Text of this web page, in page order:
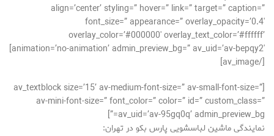
align=’center’ styling=” hover=” link=” target=” caption=”
font_size=” appearance=” overlay_opacity=’0.4′
overlay_color=’#000000′ overlay_text_color=’#ffffff’
animation=’no-animation’ admin_preview_bg=” av_uid=’av-bepqy2′]
[/av_image]
[av_textblock size=’15’ av-medium-font-size=” av-small-font-size=”
av-mini-font-size=” font_color=” color=” id=” custom_class=”
av_uid=’av-95gq0q’ admin_preview_bg=”]
نمایندگی ماشین لباسشویی پارس بکو در تهران: